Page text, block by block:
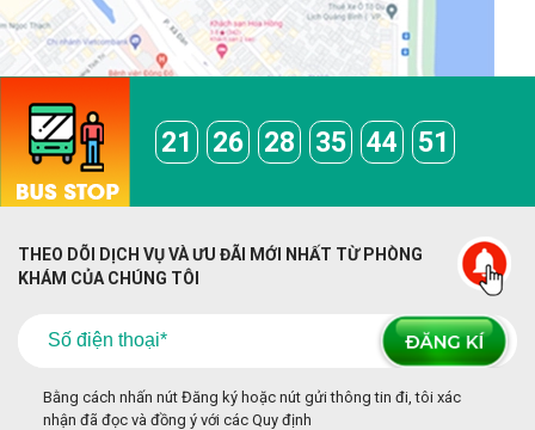
21 26 28 35 44 51
THEO DÕI DỊCH VỤ VÀ ƯU ĐÃI MỚI NHẤT TỪ PHÒNG
KHÁM CỦA CHÚNG TÔI
Bằng cách nhấn nút Đăng ký hoặc nút gửi thông tin đi, tôi xác
nhận đã đọc và đồng ý với các Quy định